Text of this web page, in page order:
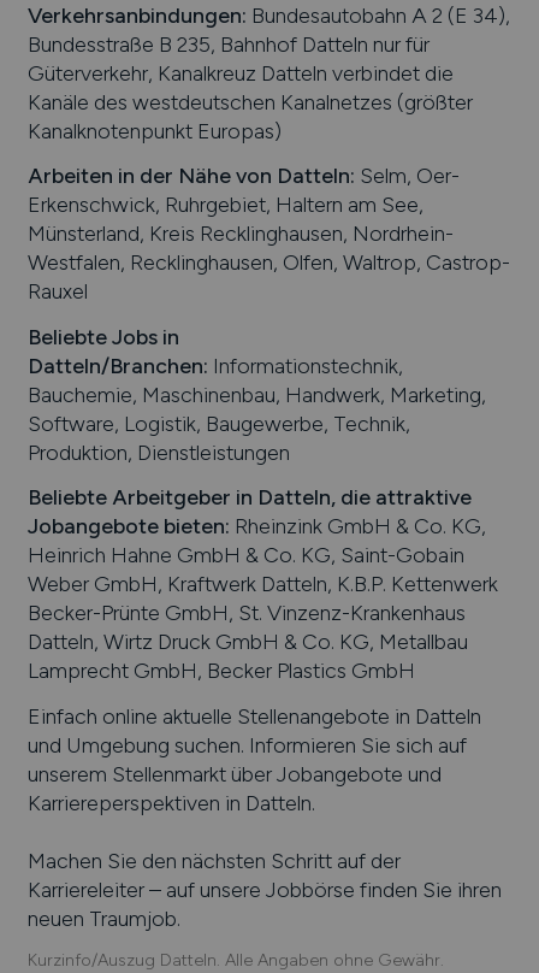
Verkehrsanbindungen: Bundesautobahn A 2 (E 34),
Bundesstraße B 235, Bahnhof Datteln nur für
Güterverkehr, Kanalkreuz Datteln verbindet die
Kanäle des westdeutschen Kanalnetzes (größter
Kanalknotenpunkt Europas)
Arbeiten in der Nähe von Datteln: Selm, Oer-
Erkenschwick, Ruhrgebiet, Haltern am See,
Münsterland, Kreis Recklinghausen, Nordrhein-
Westfalen, Recklinghausen, Olfen, Waltrop, Castrop-
Rauxel
Beliebte Jobs in
Datteln/Branchen: Informationstechnik,
Bauchemie, Maschinenbau, Handwerk, Marketing,
Software, Logistik, Baugewerbe, Technik,
Produktion, Dienstleistungen
Beliebte Arbeitgeber in Datteln, die attraktive
Jobangebote bieten: Rheinzink GmbH & Co. KG,
Heinrich Hahne GmbH & Co. KG, Saint-Gobain
Weber GmbH, Kraftwerk Datteln, K.B.P. Kettenwerk
Becker-Prünte GmbH, St. Vinzenz-Krankenhaus
Datteln, Wirtz Druck GmbH & Co. KG, Metallbau
Lamprecht GmbH, Becker Plastics GmbH
Einfach online aktuelle Stellenangebote in Datteln
und Umgebung suchen. Informieren Sie sich auf
unserem Stellenmarkt über Jobangebote und
Karriereperspektiven in Datteln.
Machen Sie den nächsten Schritt auf der
Karriereleiter – auf unsere Jobbörse finden Sie ihren
neuen Traumjob.
Kurzinfo/Auszug Datteln. Alle Angaben ohne Gewähr.